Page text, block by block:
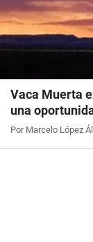
Vaca Muerta
una
Por Marcelo López